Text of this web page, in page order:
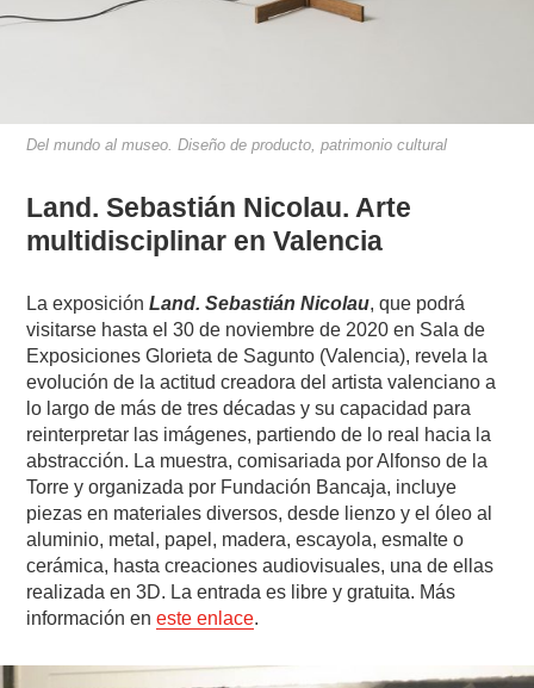
Del mundo al museo. Diseño de producto, patrimonio cultural
Land. Sebastián Nicolau. Arte
multidisciplinar en Valencia
La exposiciónLand. Sebastián Nicolau, que podrá
visitarse hasta el 30 de noviembre de 2020 en Sala de
Exposiciones Glorieta de Sagunto (Valencia), revela la
evolución de la actitud creadora del artista valenciano a
lo largo de más de tres décadas y su capacidad para
reinterpretar las imágenes, partiendo de lo real hacia la
abstracción. La muestra, comisariada por Alfonso de la
Torre y organizada por Fundación Bancaja, incluye
piezas en materiales diversos, desde lienzo y el óleo al
aluminio, metal, papel, madera, escayola, esmalte o
cerámica, hasta creaciones audiovisuales, una de ellas
realizada en 3D. La entrada es libre y gratuita. Más
información eneste enlace.